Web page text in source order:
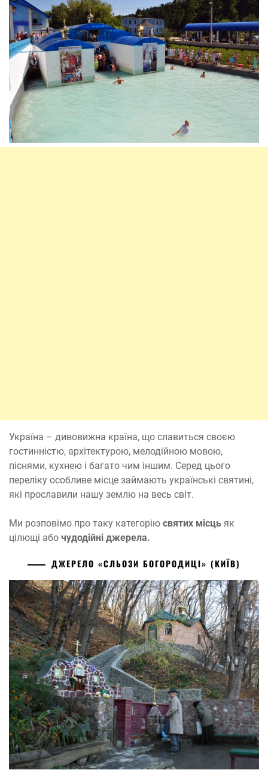
Україна – дивовижна країна, що славиться своєю
гостинністю, архітектурою, мелодійною мовою,
піснями, кухнею і багато чим іншим. Серед цього
переліку особливе місце займають українські святині,
які прославили нашу землю на весь світ.
Ми розповімо про таку категорію святих місць як
цілющі або чудодійні джерела.
ДЖЕРЕЛО «СЛЬОЗИ БОГОРОДИЦІ» (КИЇВ)